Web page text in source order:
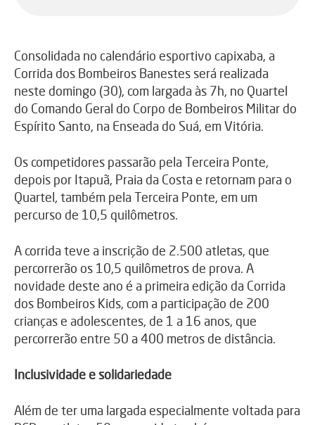
Consolidada no calendário esportivo capixaba, a
Corrida dos Bombeiros Banestes será realizada
neste domingo (30), com largada às 7h, no Quartel
do Comando Geral do Corpo de Bombeiros Militar do
Espírito Santo, na Enseada do Suá, em Vitória.
Os competidores passarão pela Terceira Ponte,
depois por Itapuã, Praia da Costa e retornam para o
Quartel, também pela Terceira Ponte, em um
percurso de 10,5 quilômetros.
A corrida teve a inscrição de 2.500 atletas, que
percorrerão os 10,5 quilômetros de prova. A
novidade deste ano é a primeira edição da Corrida
dos Bombeiros Kids, com a participação de 200
crianças e adolescentes, de 1 a 16 anos, que
percorrerão entre 50 a 400 metros de distância.
Inclusividade e solidariedade
Além de ter uma largada especialmente voltada para